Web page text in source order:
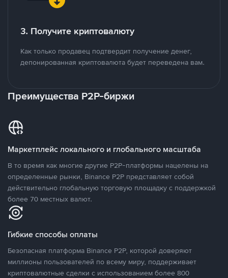
3. Получите криптовалюту
Как только продавец подтвердит получение денег,
депонированная криптовалюта будет переведена вам.
Преимущества P2P-биржи
Маркетплейс локального и глобального масштаба
В то время как многие другие P2P-платформы нацелены на
определенные рынки, Binance P2P представляет собой
действительно глобальную торговую площадку с поддержкой
более 70 местных валют.
Гибкие способы оплаты
Безопасная платформа Binance P2P, которой доверяют
миллионы пользователей по всему миру, поддерживает
криптовалютные сделки с использованием более 800